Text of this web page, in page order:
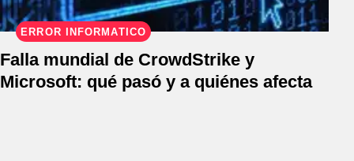
ERROR INFORMÁTICO
Falla mundial de CrowdStrike y
Microsoft: qué pasó y a quiénes afecta